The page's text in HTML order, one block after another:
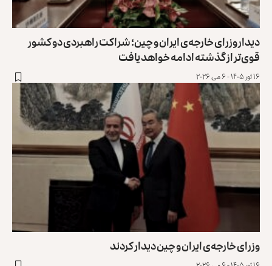
دیدار وزرای خارجه‌ی ایران و چین؛ شراکت راهبردی دو کشور
قوی‌تر از گذشته ادامه خواهد یافت
۱۶ ثور ۱۴۰۵ - ۶ می ۲۰۲۶
وزرای خارجه‌ی ایران و چین دیدار کردند